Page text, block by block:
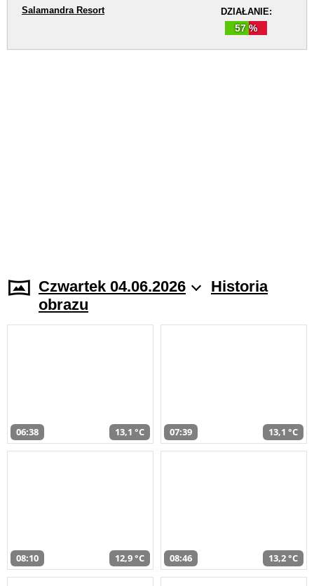
DZIAŁANIE:
57 %
Salamandra Resort
Czwartek 04.06.2026
Historia
obrazu
06:38 13,1 °C 07:39 13,1 °C
08:10 12,9 °C 08:46 13,2 °C